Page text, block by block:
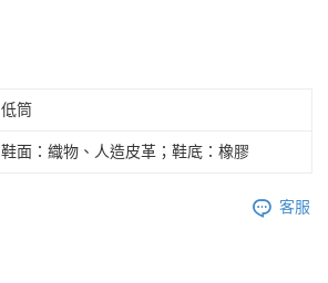
低筒
鞋面：織物、人造皮革；鞋底：橡膠
客服